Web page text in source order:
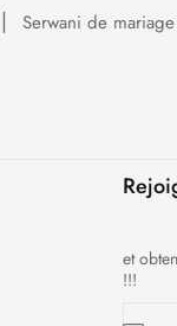
Serwani de mariage
et
!!!